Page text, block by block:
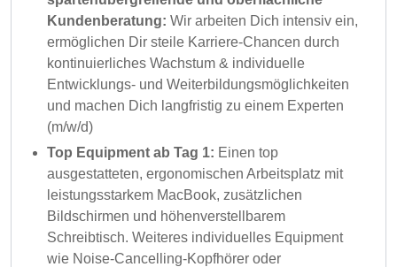
Kundenberatung: Wir arbeiten Dich intensiv ein,
ermöglichen Dir steile Karriere-Chancen durch
kontinuierliches Wachstum & individuelle
Entwicklungs- und Weiterbildungsmöglichkeiten
und machen Dich langfristig zu einem Experten
(m/w/d)
Top Equipment ab Tag 1: Einen top
ausgestatteten, ergonomischen Arbeitsplatz mit
leistungsstarkem MacBook, zusätzlichen
Bildschirmen und höhenverstellbarem
Schreibtisch. Weiteres individuelles Equipment
wie Noise-Cancelling-Kopfhörer oder